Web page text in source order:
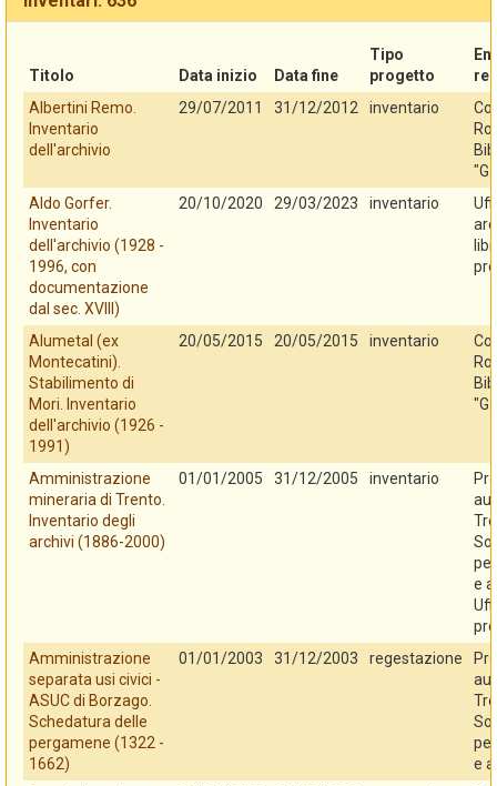
Titolo Data inizio Data fine
Tipo
progetto
Albertini Remo.
Inventario
dell'archivio
29/07/2011 31/12/2012 inventario
Aldo Gorfer.
Inventario
dell'archivio (1928 -
1996, con
documentazione
dal sec. XVIII)
20/10/2020 29/03/2023 inventario
Alumetal (ex
Montecatini).
Stabilimento di
Mori. Inventario
dell'archivio (1926 -
1991)
20/05/2015 20/05/2015 inventario
Amministrazione
mineraria di Trento.
Inventario degli
archivi (1886-2000)
01/01/2005 31/12/2005 inventario
e
Amministrazione
separata usi civici -
ASUC di Borzago.
Schedatura delle
pergamene (1322 -
1662)
01/01/2003 31/12/2003 regestazione
e